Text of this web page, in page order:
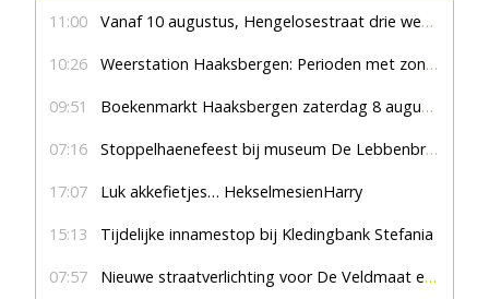
11:00 Vanaf 10 augustus, Hengelosestraat drie weken dicht voor doorgaand verkeer
10:26 Weerstation Haaksbergen: Perioden met zon en droog
09:51 Boekenmarkt Haaksbergen zaterdag 8 augustus, marktplein Haaksbergen
07:16 Stoppelhaenefeest bij museum De Lebbenbrugge
17:07 Luk akkefietjes… HekselmesienHarry
15:13 Tijdelijke innamestop bij Kledingbank Stefania
07:57 Nieuwe straatverlichting voor De Veldmaat en De Pas